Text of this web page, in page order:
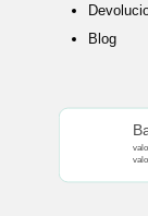
Blog